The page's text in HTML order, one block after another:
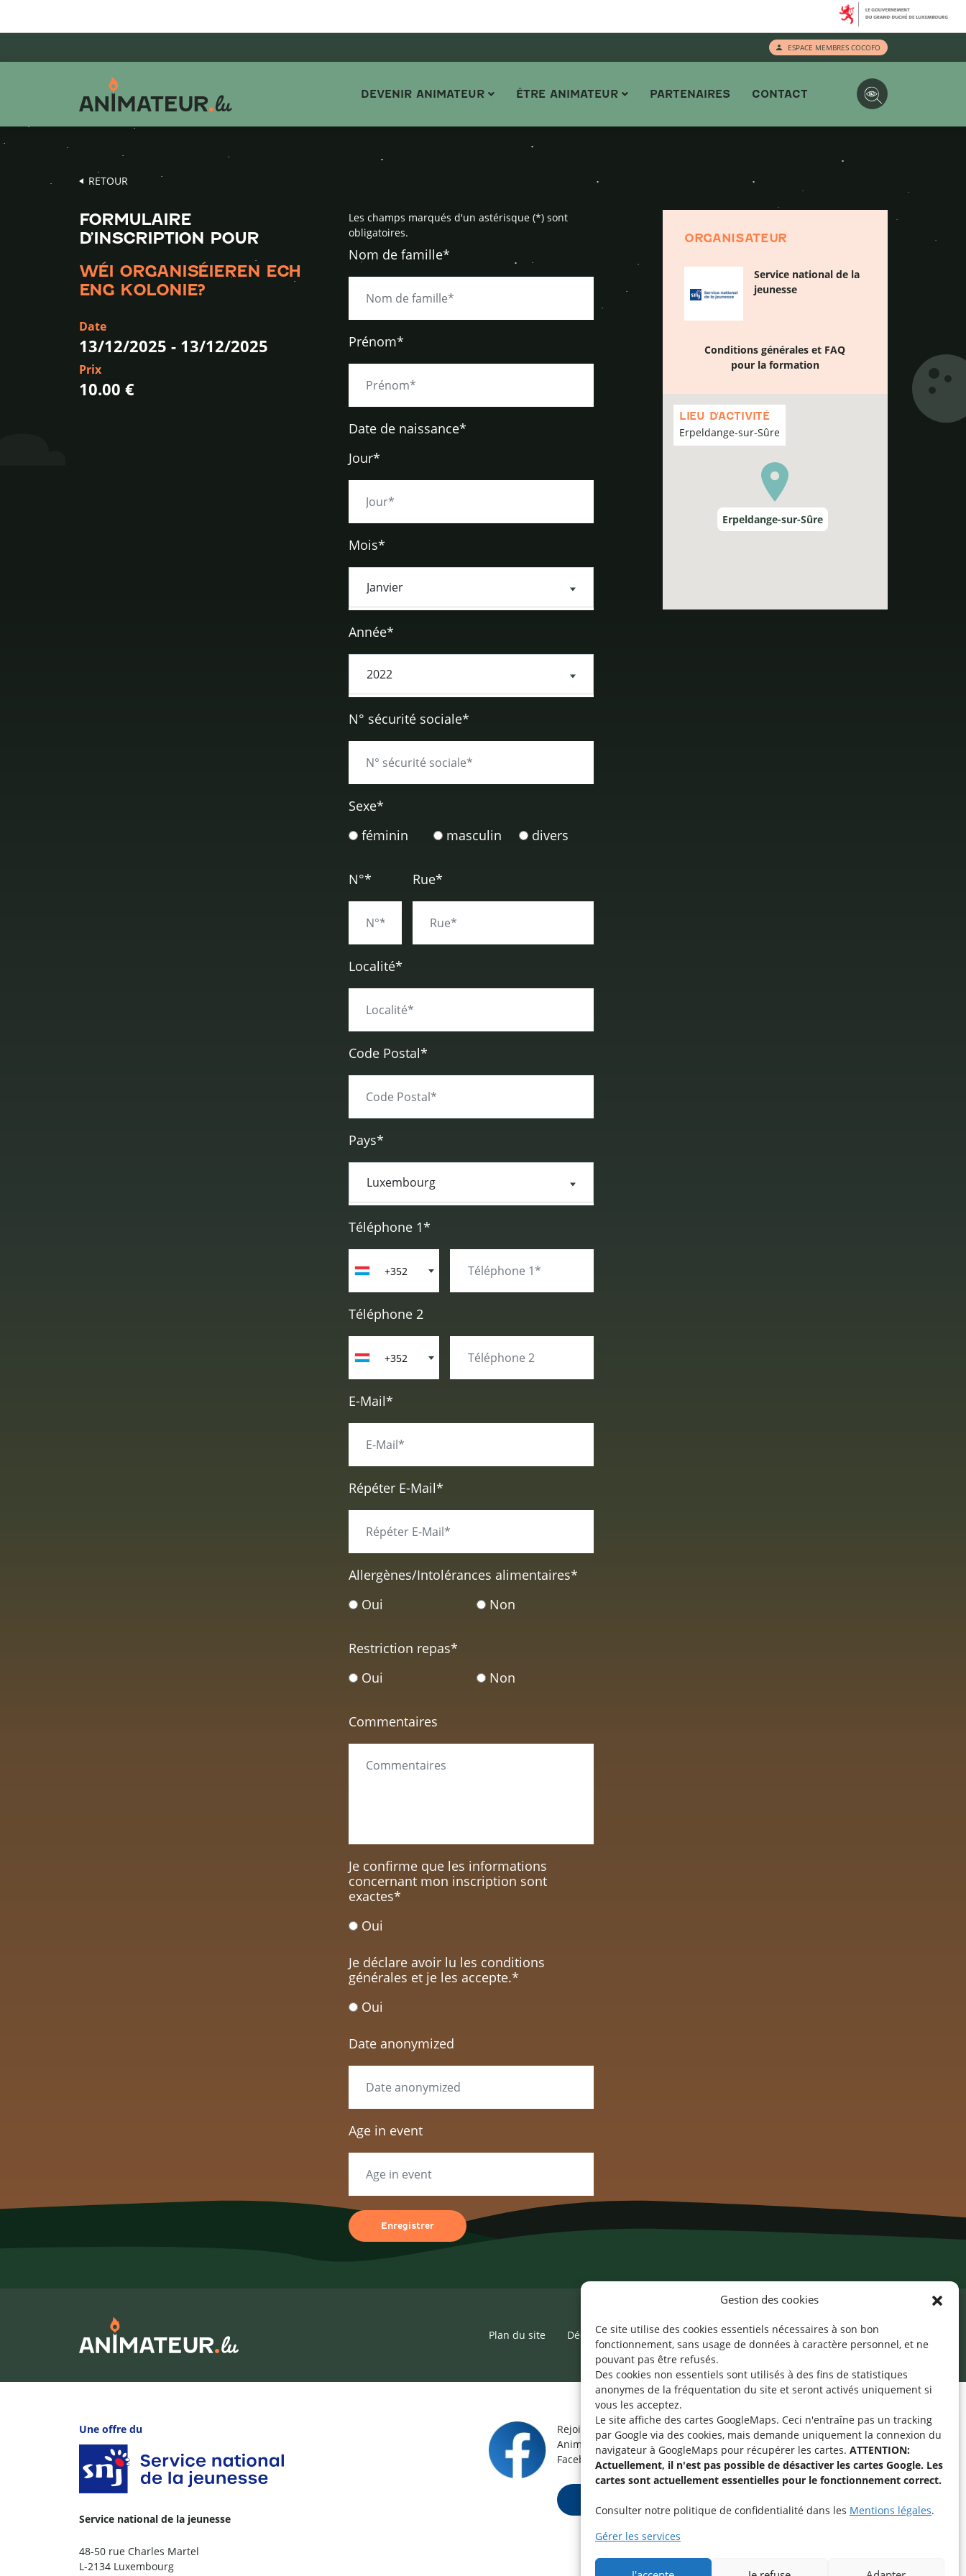
Gestion des cookies
Ce site utilise des cookies essentiels nécessaires à son bon
fonctionnement, sans usage de données à caractère personnel, et ne
pouvant pas être refusés.
Des cookies non essentiels sont utilisés à des fins de statistiques
anonymes de la fréquentation du site et seront activés uniquement si
vous les acceptez.
Le site affiche des cartes GoogleMaps. Ceci n'entraîne pas un tracking
par Google via des cookies, mais demande uniquement la connexion du
navigateur à GoogleMaps pour récupérer les cartes. ATTENTION:
Actuellement, il n'est pas possible de désactiver les cartes Google. Les
cartes sont actuellement essentielles pour le fonctionnement correct.
Consulter notre politique de confidentialité dans les Mentions légales.
Gérer les services
menu
contenu
pied
page
ESPACE MEMBRES COCOFO
DEVENIR ANIMATEUR ÊTRE ANIMATEUR PARTENAIRES CONTACT
RETOUR
FORMULAIRE
D’INSCRIPTION POUR
WÉI ORGANISÉIEREN ECH
ENG KOLONIE?
Date
13/12/2025 - 13/12/2025
Prix
10.00 €
Les champs marqués d'un astérisque (*) sont
obligatoires.
Nom de famille*
Prénom*
Date de naissance*
Jour*
Mois*
Année*
N° sécurité sociale*
Sexe*
féminin
masculin divers
N°* Rue*
Localité*
Code Postal*
Pays*
Téléphone 1*
+352
Téléphone 2
+352
E-Mail*
Répéter E-Mail*
Allergènes/Intolérances alimentaires*
Oui
Non
Restriction repas*
Oui
Non
Commentaires
Je confirme que les informations
concernant mon inscription sont
exactes*
Oui
Je déclare avoir lu les conditions
générales et je les accepte.*
Oui
Date anonymized
Age in event
ORGANISATEUR
Service national de la
jeunesse
Conditions générales et FAQ
pour la formation
LIEU D'ACTIVITÉ
Erpeldange-sur-Sûre
Passer
carte
Erpeldange-sur-Sûre
Plan du site Déclaration d’accessibilité Mentions légales ©2026 SNJ
Une offre du
Service national de la jeunesse
48-50 rue Charles Martel
L-2134 Luxembourg
Rejoignez le groupe « Aide-Animateur /
Animateur / Aide-Technique » sur
Facebook.